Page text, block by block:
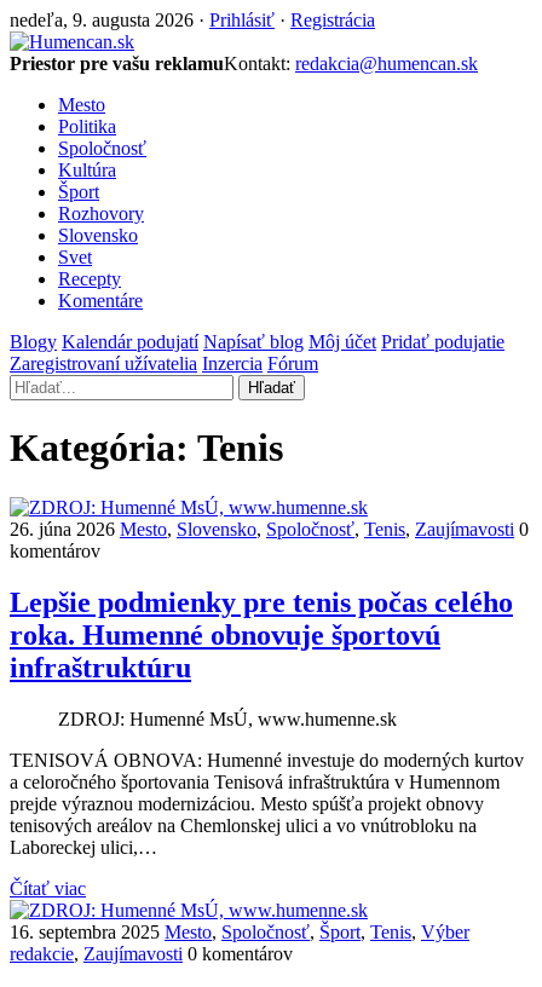
nedeľa, 9. augusta 2026 · Prihlásiť · Registrácia
Priestor pre vašu reklamuKontakt: redakcia@humencan.sk
Mesto
Politika
Spoločnosť
Kultúra
Šport
Rozhovory
Slovensko
Svet
Recepty
Komentáre
Blogy Kalendár podujatí Napísať blog Môj účet Pridať podujatie
Zaregistrovaní užívatelia Inzercia Fórum
Hľadať
Kategória: Tenis
26. júna 2026 Mesto, Slovensko, Spoločnosť, Tenis, Zaujímavosti 0
komentárov
Lepšie podmienky pre tenis počas celého
roka. Humenné obnovuje športovú
infraštruktúru
ZDROJ: Humenné MsÚ, www.humenne.sk
TENISOVÁ OBNOVA: Humenné investuje do moderných kurtov
a celoročného športovania Tenisová infraštruktúra v Humennom
prejde výraznou modernizáciou. Mesto spúšťa projekt obnovy
tenisových areálov na Chemlonskej ulici a vo vnútrobloku na
Laboreckej ulici,…
Čítať viac
16. septembra 2025 Mesto, Spoločnosť, Šport, Tenis, Výber
redakcie, Zaujímavosti 0 komentárov